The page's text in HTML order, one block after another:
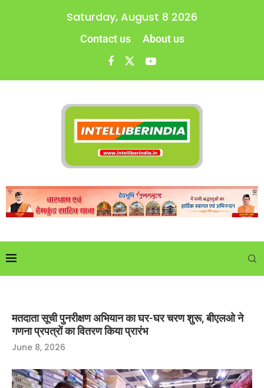
Saturday, August 8 2026
Contact us About us
मतदाता सूची पुनरीक्षण अभियान का घर-घर चरण शुरू, बीएलओ ने
गणना प्रपत्रों का वितरण किया प्रारंभ
June 8, 2026